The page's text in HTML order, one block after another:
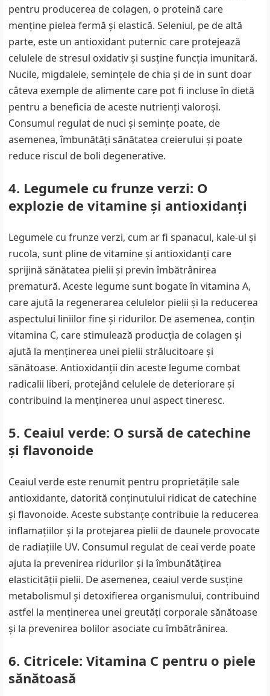
pentru producerea de colagen, o proteină care
menține pielea fermă și elastică. Seleniul, pe de altă
parte, este un antioxidant puternic care protejează
celulele de stresul oxidativ și susține funcția imunitară.
Nucile, migdalele, semințele de chia și de in sunt doar
câteva exemple de alimente care pot fi incluse în dietă
pentru a beneficia de aceste nutrienți valoroși.
Consumul regulat de nuci și semințe poate, de
asemenea, îmbunătăți sănătatea creierului și poate
reduce riscul de boli degenerative.
4. Legumele cu frunze verzi: O
explozie de vitamine și antioxidanți
Legumele cu frunze verzi, cum ar fi spanacul, kale-ul și
rucola, sunt pline de vitamine și antioxidanți care
sprijină sănătatea pielii și previn îmbătrânirea
prematură. Aceste legume sunt bogate în vitamina A,
care ajută la regenerarea celulelor pielii și la reducerea
aspectului liniilor fine și ridurilor. De asemenea, conțin
vitamina C, care stimulează producția de colagen și
ajută la menținerea unei pielii strălucitoare și
sănătoase. Antioxidanții din aceste legume combat
radicalii liberi, protejând celulele de deteriorare și
contribuind la menținerea unui aspect tineresc.
5. Ceaiul verde: O sursă de catechine
și flavonoide
Ceaiul verde este renumit pentru proprietățile sale
antioxidante, datorită conținutului ridicat de catechine
și flavonoide. Aceste substanțe contribuie la reducerea
inflamațiilor și la protejarea pielii de daunele provocate
de radiațiile UV. Consumul regulat de ceai verde poate
ajuta la prevenirea ridurilor și la îmbunătățirea
elasticității pielii. De asemenea, ceaiul verde susține
metabolismul și detoxifierea organismului, contribuind
astfel la menținerea unei greutăți corporale sănătoase
și la prevenirea bolilor asociate cu îmbătrânirea.
6. Citricele: Vitamina C pentru o piele
sănătoasă